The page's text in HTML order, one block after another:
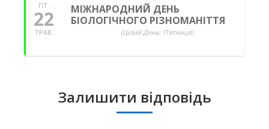
ПТ.
22
ТРАВ.
МІЖНАРОДНИЙ ДЕНЬ
БІОЛОГІЧНОГО РІЗНОМАНІТТЯ
(Цілий День: П'ятниця)
Залишити відповідь